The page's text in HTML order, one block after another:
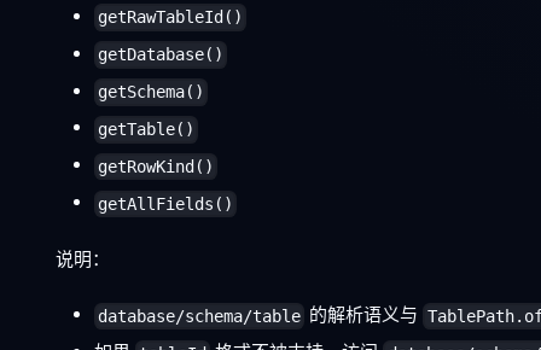
getRawTableId()
getDatabase()
getSchema()
getTable()
getRowKind()
getAllFields()
说明：
database/schema/table 的解析语义与